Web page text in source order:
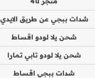
شدات ببجي عن طريق الايدي
شحن يلا لودو اقساط
شحن يلا لودو تابي تمارا
شدات ببجي اقساط